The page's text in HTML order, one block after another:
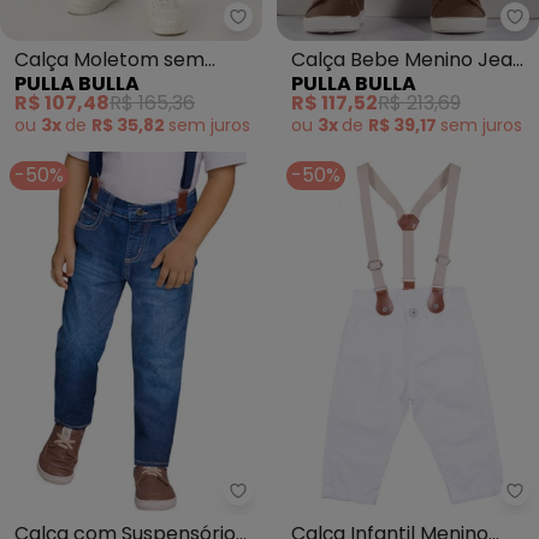
Pulla Bulla - Calça Moletom
Calça Moletom sem
Felpa (Verde)
PULLA BULLA
R$ 107,48R$ 165,36
ou 3x de R$ 35,82 sem juros
Calça Bebe Menino Jeans
Moletom (Azul)
PULLA BULLA
R$ 117,52R$ 213,69
ou 3x de R$ 39,17 sem juros
-50%
Milon - Calça com Suspensório
-50%